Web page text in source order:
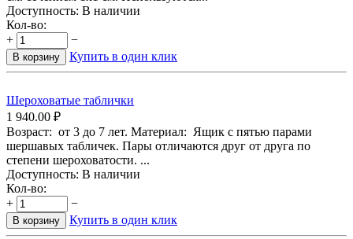
Доступность: В наличии
Кол-во:
+
−
В корзину Купить в один клик
Шероховатые таблички
1 940.00 ₽
Возраст: от 3 до 7 лет. Материал: Ящик с пятью парами
шершавых табличек. Пары отличаются друг от друга по
степени шероховатости. ...
Доступность: В наличии
Кол-во:
+
−
В корзину Купить в один клик